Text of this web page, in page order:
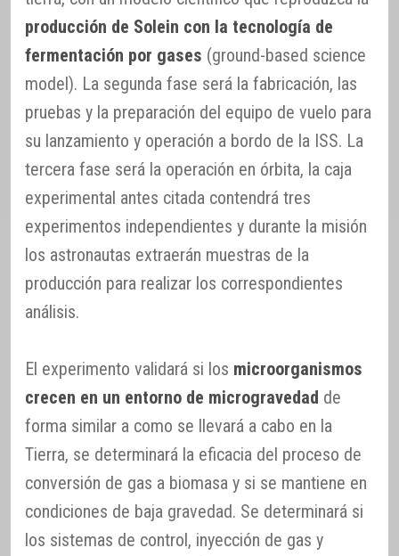
producción de Solein con la tecnología de
fermentación por gases (ground-based science
model). La segunda fase será la fabricación, las
pruebas y la preparación del equipo de vuelo para
su lanzamiento y operación a bordo de la ISS. La
tercera fase será la operación en órbita, la caja
experimental antes citada contendrá tres
experimentos independientes y durante la misión
los astronautas extraerán muestras de la
producción para realizar los correspondientes
análisis.
El experimento validará si los microorganismos
crecen en un entorno de microgravedad de
forma similar a como se llevará a cabo en la
Tierra, se determinará la eficacia del proceso de
conversión de gas a biomasa y si se mantiene en
condiciones de baja gravedad. Se determinará si
los sistemas de control, inyección de gas y